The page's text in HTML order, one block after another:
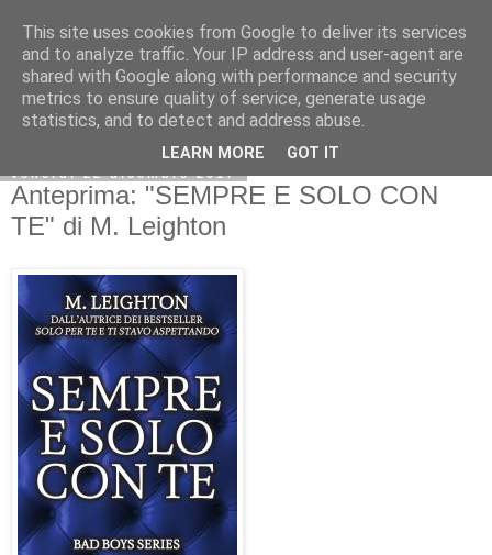
venerdì 22 dicembre 2017
Anteprima: "SEMPRE E SOLO CON
TE" di M. Leighton
This site uses cookies from Google to deliver its services
and to analyze traffic. Your IP address and user-agent are
shared with Google along with performance and security
metrics to ensure quality of service, generate usage
statistics, and to detect and address abuse.
LEARN MORE GOT IT